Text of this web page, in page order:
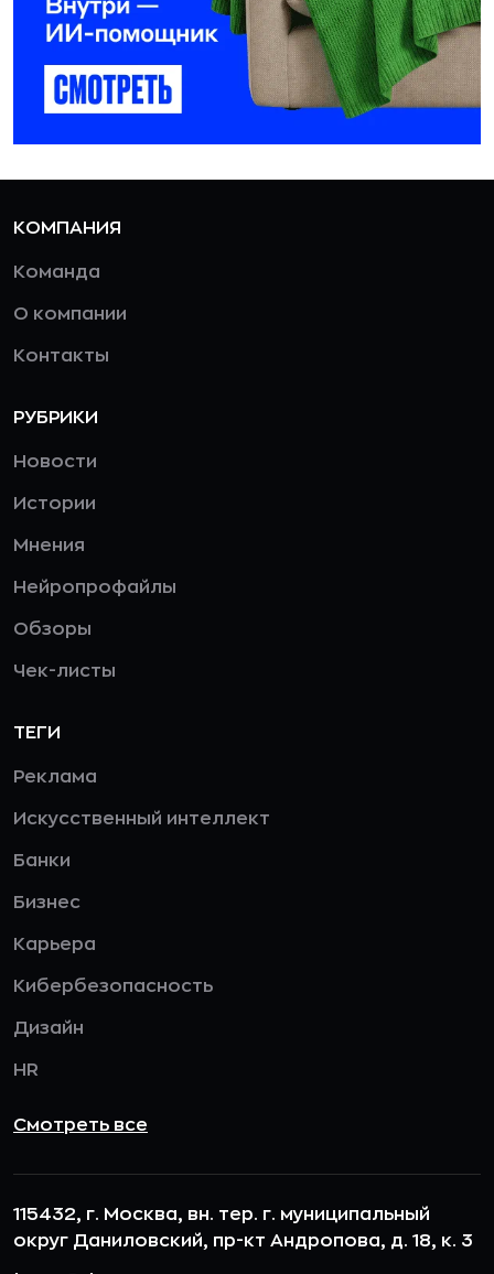
КОМПАНИЯ
Команда
О компании
Контакты
РУБРИКИ
Новости
Истории
Мнения
Нейропрофайлы
Обзоры
Чек-листы
ТЕГИ
Реклама
Искусственный интеллект
Банки
Бизнес
Карьера
Кибербезопасность
Дизайн
HR
Смотреть все
115432, г. Москва, вн. тер. г. муниципальный
округ Даниловский, пр-кт Андропова, д. 18, к. 3